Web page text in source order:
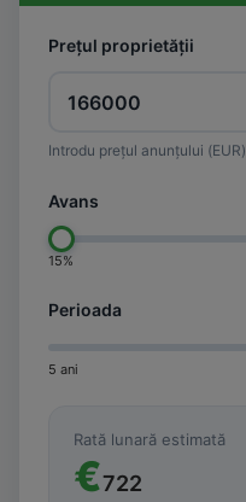
Prețul proprietății
Introdu prețul anunțului (EUR)
Avans
15%
Perioada
5 ani
Rată lunară estimată
€722